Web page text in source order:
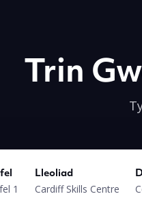
Trin
1
Lleoliad
Cardiff Skills Centre